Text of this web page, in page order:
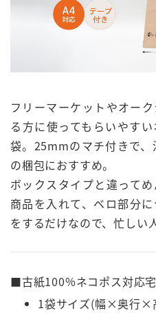
フリーマーケットやオー
る方に使ってもらいやす
袋。25mmのマチ付きで
の梱包におすすめ。
ボックスタイプと違って
商品を入れて、ベロ部分
をするだけなので、忙しい
■古紙100%ネコポス対応
1袋サイズ(幅×奥行×